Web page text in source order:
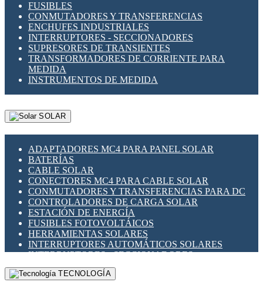
FUSIBLES
CONMUTADORES Y TRANSFERENCIAS
ENCHUFES INDUSTRIALES
INTERRUPTORES - SECCIONADORES
SUPRESORES DE TRANSIENTES
TRANSFORMADORES DE CORRIENTE PARA
MEDIDA
INSTRUMENTOS DE MEDIDA
SOLAR
ADAPTADORES MC4 PARA PANEL SOLAR
BATERÍAS
CABLE SOLAR
CONECTORES MC4 PARA CABLE SOLAR
CONMUTADORES Y TRANSFERENCIAS PARA DC
CONTROLADORES DE CARGA SOLAR
ESTACIÓN DE ENERGÍA
FUSIBLES FOTOVOLTÁICOS
HERRAMIENTAS SOLARES
INTERRUPTORES AUTOMÁTICOS SOLARES
INTERRUPTORES - SECCIONADORES
FOTOVOLTÁICOS
MONTAJE PANEL SOLAR
TECNOLOGÍA